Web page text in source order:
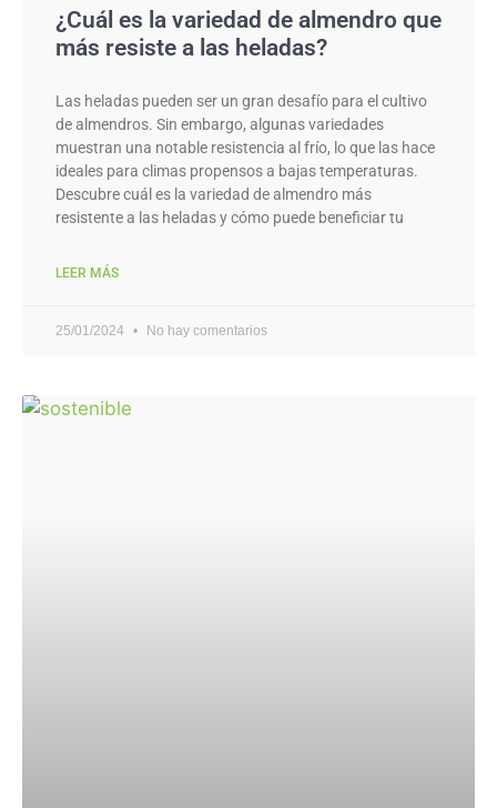
¿Cuál es la variedad de almendro que
más resiste a las heladas?
Las heladas pueden ser un gran desafío para el cultivo
de almendros. Sin embargo, algunas variedades
muestran una notable resistencia al frío, lo que las hace
ideales para climas propensos a bajas temperaturas.
Descubre cuál es la variedad de almendro más
resistente a las heladas y cómo puede beneficiar tu
LEER MÁS
25/01/2024 No hay comentarios